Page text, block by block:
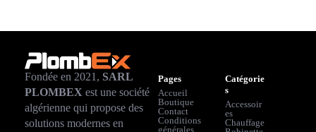
Fondée en 2021, SARL
PLOMBEX est une société
algérienne qui propose des
solutions modernes en
Pages
Accueil
Boutique
Contact
Conditions
générales
Catégorie
s
Accessoir
es
Chauffage